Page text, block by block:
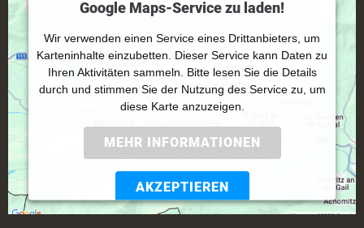
Google Maps-Service zu laden!
Wir verwenden einen Service eines Drittanbieters, um
Karteninhalte einzubetten. Dieser Service kann Daten zu
Ihren Aktivitäten sammeln. Bitte lesen Sie die Details
durch und stimmen Sie der Nutzung des Service zu, um
diese Karte anzuzeigen.
MEHR INFORMATIONEN
AKZEPTIEREN